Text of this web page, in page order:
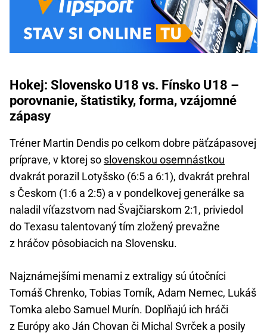
Hokej: Slovensko U18 vs. Fínsko U18 –
porovnanie, štatistiky, forma, vzájomné
zápasy
Tréner Martin Dendis po celkom dobre päťzápasovej
príprave, v ktorej so slovenskou osemnástkou
dvakrát porazil Lotyšsko (6:5 a 6:1), dvakrát prehral
s Českom (1:6 a 2:5) a v pondelkovej generálke sa
naladil víťazstvom nad Švajčiarskom 2:1, priviedol
do Texasu talentovaný tím zložený prevažne
z hráčov pôsobiacich na Slovensku.
Najznámejšími menami z extraligy sú útočníci
Tomáš Chrenko, Tobias Tomík, Adam Nemec, Lukáš
Tomka alebo Samuel Murín. Doplňajú ich hráči
z Európy ako Ján Chovan či Michal Svrček a posily